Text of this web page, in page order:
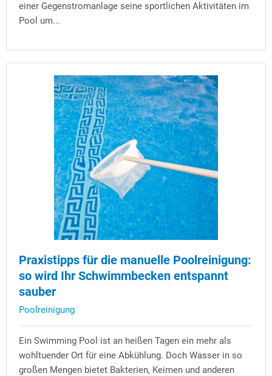
einer Gegenstromanlage seine sportlichen Aktivitäten im
Pool um...
Praxistipps für die manuelle Poolreinigung:
so wird Ihr Schwimmbecken entspannt
sauber
Poolreinigung
Ein Swimming Pool ist an heißen Tagen ein mehr als
wohltuender Ort für eine Abkühlung. Doch Wasser in so
großen Mengen bietet Bakterien, Keimen und anderen